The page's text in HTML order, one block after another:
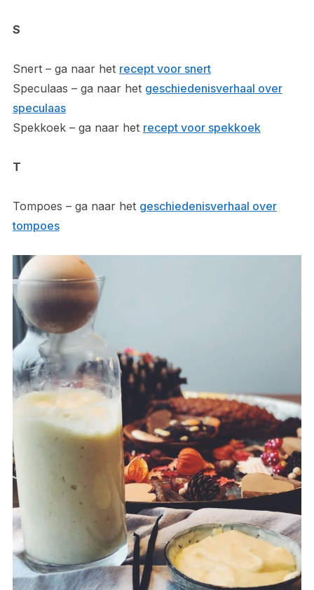
S
Snert – ga naar het recept voor snert
Speculaas – ga naar het geschiedenisverhaal over
speculaas
Spekkoek – ga naar het recept voor spekkoek
T
Tompoes – ga naar het geschiedenisverhaal over
tompoes